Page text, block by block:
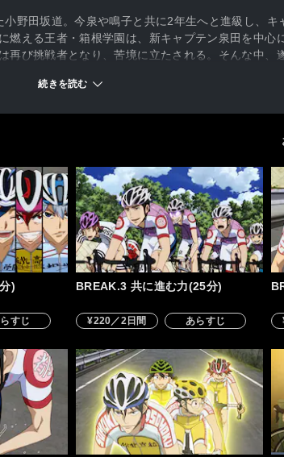
野田坂道。今泉や鳴子と共に2年生へと進級し、
える王者・箱根学園は、新キャプテン泉田を中心
び挑戦者となり、苦境に立たされる。そんな中、
続きを読む
)
すじ
BREAK.3 共に進む力(25分)
¥220／2日間 あらすじ